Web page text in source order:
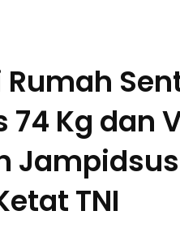
74 Kg dan
TNI